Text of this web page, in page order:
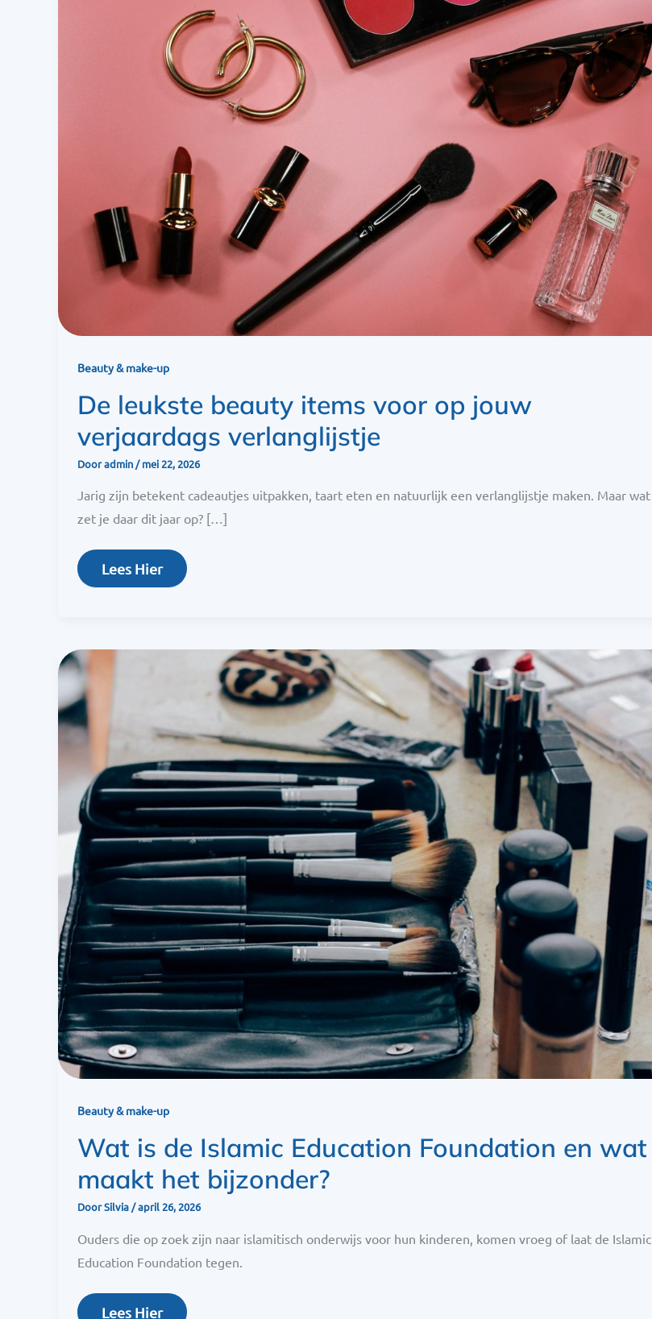
Beauty & make-up
De leukste beauty items voor op jouw
verjaardags verlanglijstje
Dooradmin/mei 22, 2026
Jarig zijn betekent cadeautjes uitpakken, taart eten en natuurlijk een verlanglijstje maken. Maar wat
zet je daar dit jaar op? […]
Verjaardags
Verlanglijstje
Lees Hier
Beauty & make-up
Wat is de Islamic Education Foundation en wat
maakt het bijzonder?
DoorSilvia/april 26, 2026
Ouders die op zoek zijn naar islamitisch onderwijs voor hun kinderen, komen vroeg of laat de Islamic
Education Foundation tegen.
Education
Foundation
Wat
Maakt
Het
Bijzonder?
Lees Hier